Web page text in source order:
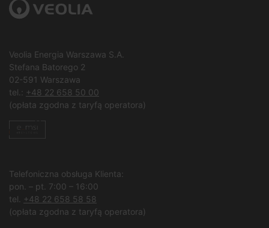
Veolia Energia Warszawa S.A.
Stefana Batorego 2
02-591 Warszawa
tel.: +48 22 658 50 00
(opłata zgodna z taryfą operatora)
Telefoniczna obsługa Klienta:
pon. – pt. 7:00 – 16:00
tel. +48 22 658 58 58
(opłata zgodna z taryfą operatora)